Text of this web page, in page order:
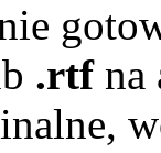
.rtf na